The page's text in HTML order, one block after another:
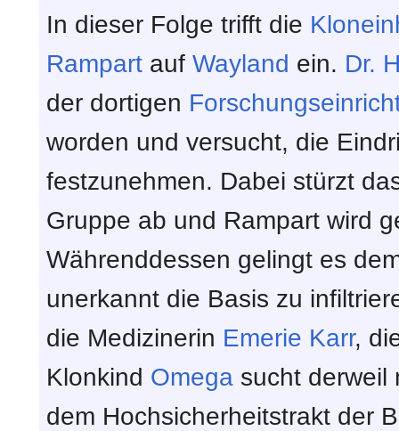
In dieser Folge trifft die
Rampart auf Wayland ein. Dr.
der dortigen
worden und versucht, die
festzunehmen. Dabei stürzt
Gruppe ab und Rampart wird
Währenddessen gelingt es
unerkannt die Basis zu
die Medizinerin Emerie Karr,
Klonkind Omega sucht derweil
dem Hochsicherheitstrakt der